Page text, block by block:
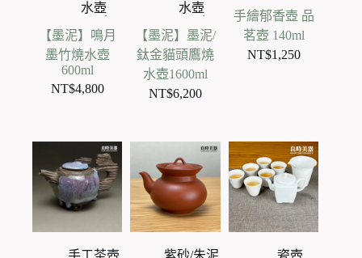
水壺
【墨泥】鳴月
墨竹燒水壺
600ml
NT$4,800
水壺
【墨泥】墨泥/
鈦金貓頭鷹燒
水壺1600ml
NT$6,200
手繪郁香壺 品
茗壺 140ml
NT$1,250
手工茶壺 紫砂/朱泥 瓷壺